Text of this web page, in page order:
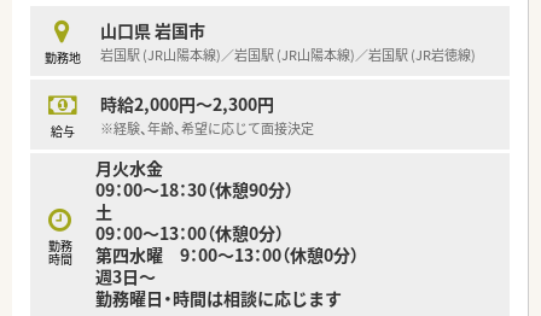
【法人特徴について】
■山口県岩国市内に2店舗を展開しており、各店舗が車で5分程
す。
■代表取締役はパワフルで明るい女性の方が務めており、社員同
ます。
■社長のご子息やご令嬢が店舗事務のラウンダーとして活躍さ
れており、家族経営ならではのアットホームな雰囲気がある法人
です。
勤務地
山口県 岩国市
岩国駅 (JR山陽本線)／岩国駅 (JR山陽本線)／岩国駅 (JR岩徳線)
給与
時給2,000円～2,300円
※経験、年齢、希望に応じて面接決定
勤務
時間
月火水金
09：00～18：30（休憩90分）
土
09：00～13：00（休憩0分）
第四水曜 9：00～13：00（休憩0分）
週3日～
勤務曜日・時間は相談に応じます